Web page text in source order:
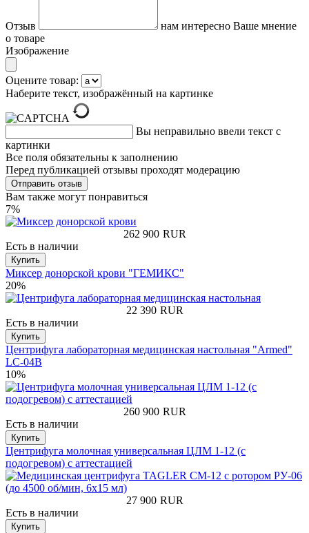
Отзыв
нам интересно Ваше мнение
о товаре
Изображение
Оцените товар:
Наберите текст, изображённый на картинке
Вы неправильно ввели текст с
картинки
Все поля обязательны к заполнению
Перед публикацией отзывы проходят модерацию
Вам также могут понравиться
7%
262 900 RUR
Есть в наличии
Купить
Миксер донорской крови "ГЕМИКС"
20%
22 390 RUR
Есть в наличии
Купить
Центрифуга лабораторная медицинская настольная "Armed"
LC-04В
10%
260 900 RUR
Есть в наличии
Купить
Центрифуга молочная универсальная ЦЛМ 1-12 (с
подогревом) с аттестацией
27 900 RUR
Есть в наличии
Купить